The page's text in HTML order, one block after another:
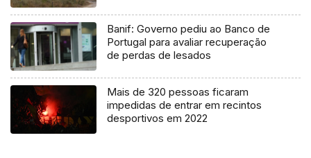
Banif: Governo pediu ao Banco de
Portugal para avaliar recuperação
de perdas de lesados
Mais de 320 pessoas ficaram
impedidas de entrar em recintos
desportivos em 2022